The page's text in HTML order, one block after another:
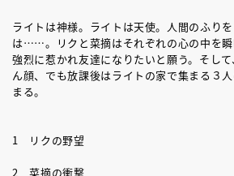
ライトは神様。ライトは天使。人間のふり
は……。リクと菜摘はそれぞれの心の中を
強烈に惹かれ友達になりたいと願う。そし
ん顔、でも放課後はライトの家で集まる３
まる。
1 リクの野望
2 菜摘の衝撃